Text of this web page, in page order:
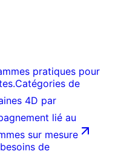
pratiques pour
Catégories de
4D par
lié au
sur mesure
de